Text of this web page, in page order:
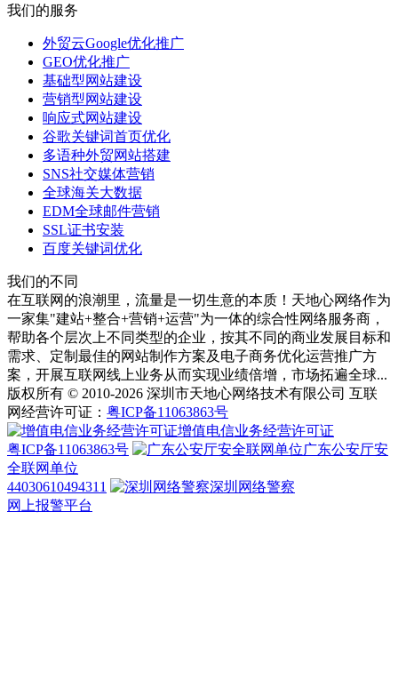
我们的服务
外贸云Google优化推广
GEO优化推广
基础型网站建设
营销型网站建设
响应式网站建设
谷歌关键词首页优化
多语种外贸网站搭建
SNS社交媒体营销
全球海关大数据
EDM全球邮件营销
SSL证书安装
百度关键词优化
我们的不同
在互联网的浪潮里，流量是一切生意的本质！天地心网络作为
一家集"建站+整合+营销+运营"为一体的综合性网络服务商，
帮助各个层次上不同类型的企业，按其不同的商业发展目标和
需求、定制最佳的网站制作方案及电子商务优化运营推广方
案，开展互联网线上业务从而实现业绩倍增，市场拓遍全球...
版权所有 © 2010-2026 深圳市天地心网络技术有限公司 互联
网经营许可证： 粤ICP备11063863号
增值电信业务经营许可证
粤ICP备11063863号
广东公安厅安
全联网单位
44030610494311
深圳网络警察
网上报警平台